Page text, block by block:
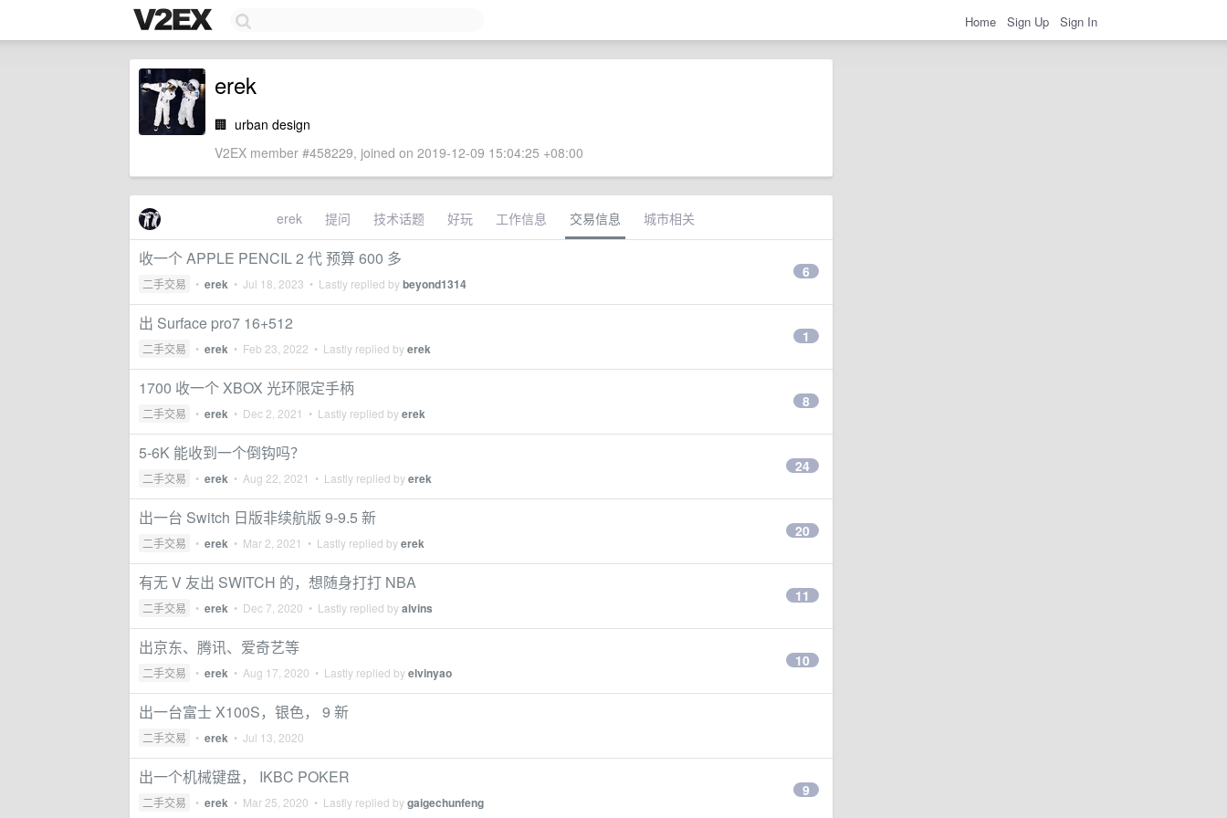
Home Sign Up Sign In
erek
🏢 urban design
V2EX member #458229, joined on 2019-12-09 15:04:25 +08:00
erek 提问 技术话题 好玩 工作信息 交易信息 城市相关
收一个 APPLE PENCIL 2 代 预算 600 多
二手交易 • erek • Jul 18, 2023 • Lastly replied bybeyond1314
6
出 Surface pro7 16+512
二手交易 • erek • Feb 23, 2022 • Lastly replied byerek
1
1700 收一个 XBOX 光环限定手柄
二手交易 • erek • Dec 2, 2021 • Lastly replied byerek
8
5-6K 能收到一个倒钩吗？
二手交易 • erek • Aug 22, 2021 • Lastly replied byerek
24
出一台 Switch 日版非续航版 9-9.5 新
二手交易 • erek • Mar 2, 2021 • Lastly replied byerek
20
有无 V 友出 SWITCH 的，想随身打打 NBA
二手交易 • erek • Dec 7, 2020 • Lastly replied byalvins
11
出京东、腾讯、爱奇艺等
二手交易 • erek • Aug 17, 2020 • Lastly replied byelvinyao
10
出一台富士 X100S，银色， 9 新
二手交易 • erek • Jul 13, 2020
出一个机械键盘， IKBC POKER
二手交易 • erek • Mar 25, 2020 • Lastly replied bygaigechunfeng
9